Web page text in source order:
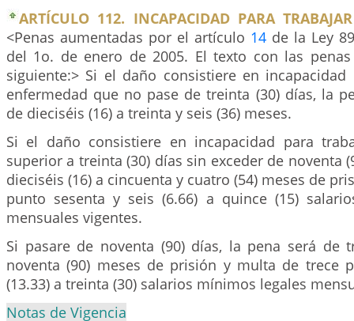
ARTÍCULO 112. INCAPACIDAD PARA
<Penas aumentadas por el artículo 14 de la Ley
del 1o. de enero de 2005. El texto con las
siguiente:> Si el daño consistiere en
enfermedad que no pase de treinta (30) días, la
de dieciséis (16) a treinta y seis (36) meses.
Si el daño consistiere en incapacidad para
superior a treinta (30) días sin exceder de noventa
dieciséis (16) a cincuenta y cuatro (54) meses de
punto sesenta y seis (6.66) a quince (15)
mensuales vigentes.
Si pasare de noventa (90) días, la pena será de
noventa (90) meses de prisión y multa de trece
(13.33) a treinta (30) salarios mínimos legales
Notas de Vigencia